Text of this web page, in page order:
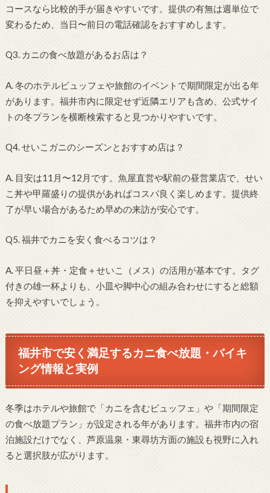
コースなら比較的手が届きやすいです。提供の有無は週単位で
変わるため、当日〜前日の電話確認をおすすめします。
Q3. カニの食べ放題があるお店は？
A. 冬のホテルビュッフェや旅館のイベントで期間限定が出る年
があります。福井市内に限定せず近隣エリアも含め、公式サイ
トの冬プランを横断検索すると見つかりやすいです。
Q4. せいこガニのシーズンとおすすめ店は？
A. 目安は11月〜12月です。魚屋直営や駅前の昼営業店で、せい
こ丼や甲羅盛りの提供があればコスパ良く楽しめます。提供終
了が早い場合があるため早めの来訪が安心です。
Q5. 福井でカニを安く食べるコツは？
A. 平日昼＋丼・定食＋せいこ（メス）の活用が基本です。タグ
付きの雄一杯よりも、小皿や脚中心の組み合わせにすると総額
を抑えやすいでしょう。
福井市で安く満足するカニ食べ放題・バイキ
ング情報と実例
冬季はホテルや旅館で「カニを含むビュッフェ」や「期間限定
の食べ放題プラン」が設定される年があります。福井市内の宿
泊施設だけでなく、芦原温泉・東尋坊方面の施設も視野に入れ
ると選択肢が広がります。